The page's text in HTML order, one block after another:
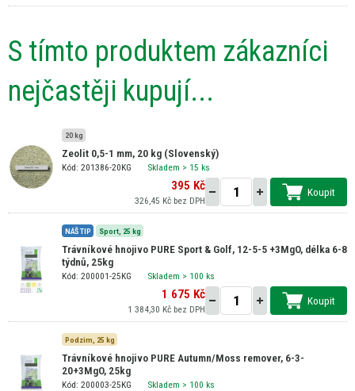
S tímto produktem zákazníci
nejčastěji kupují...
20 kg
Zeolit 0,5-1 mm, 20 kg (Slovenský)
Kód: 201386-20KG Skladem > 15 ks
395 Kč
326,45 Kč bez DPH
Koupit
NÁŠ TIP Sport, 25 kg
Trávníkové hnojivo PURE Sport & Golf, 12-5-5 +3MgO, délka 6-8
týdnů, 25kg
Kód: 200001-25KG Skladem > 100 ks
1 675 Kč
1 384,30 Kč bez DPH
Koupit
Podzim, 25 kg
Trávníkové hnojivo PURE Autumn/Moss remover, 6-3-
20+3MgO, 25kg
Kód: 200003-25KG Skladem > 100 ks